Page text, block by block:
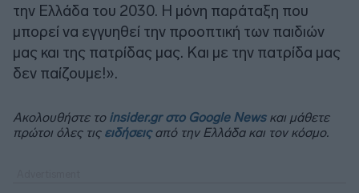
την Ελλάδα του 2030. Η μόνη παράταξη που
μπορεί να εγγυηθεί την προοπτική των παιδιών
μας και της πατρίδας μας. Και με την πατρίδα μας
δεν παίζουμε!».
Ακολουθήστε το insider.gr στο Google Newsκαι μάθετε
πρώτοι όλες τις ειδήσειςαπό την Ελλάδα και τον κόσμο.